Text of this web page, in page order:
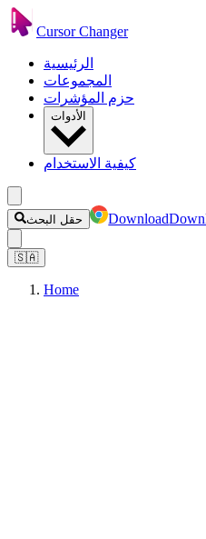
Cursor Changer
الرئيسية
المجموعات
حزم المؤشرات
الأدوات
كيفية الاستخدام
حقل البحث Download
🇸🇦
Home